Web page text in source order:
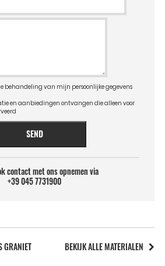
behandeling van mijn persoonlijke gegevens
en aanbiedingen ontvangen die alleen voor
SEND
contact met ons opnemen via
+39 045 7731900
GRANIET BEKIJK ALLE MATERIALEN